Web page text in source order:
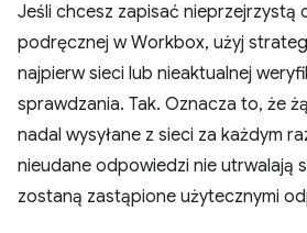
Jeśli chcesz zapisać nieprzejrzystą
podręcznej w Workbox, użyj
najpierw sieci lub nieaktualnej
sprawdzania. Tak. Oznacza to, że
nadal wysyłane z sieci za każdym
nieudane odpowiedzi nie utrwalają
zostaną zastąpione użytecznymi